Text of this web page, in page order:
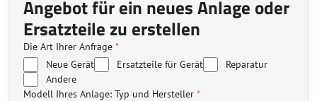
Angebot für ein neues Anlage oder
Ersatzteile zu erstellen
Die Art Ihrer Anfrage *
Neue Gerät
Ersatzteile für Gerät
Reparatur
Andere
Modell Ihres Anlage: Typ und Hersteller *